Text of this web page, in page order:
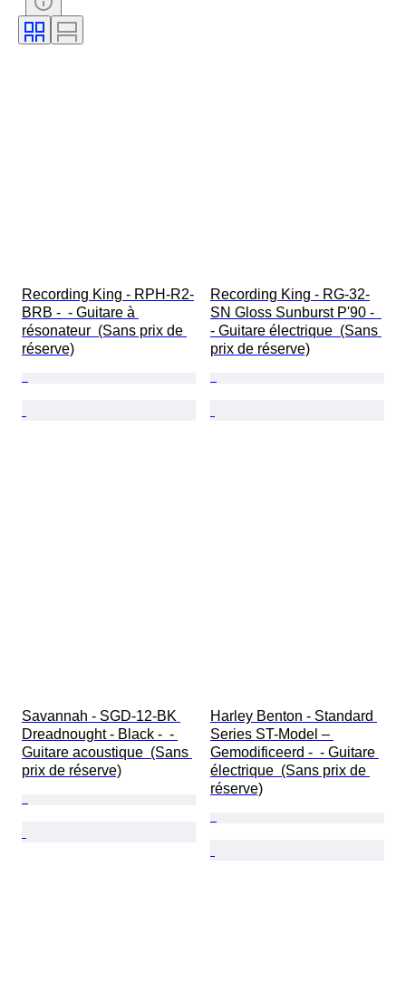
Recording King - RPH-R2-
BRB -  - Guitare à
résonateur  (Sans prix de
réserve)
Recording King - RG-32-
SN Gloss Sunburst P'90 -
- Guitare électrique  (Sans
prix de réserve)
Savannah - SGD-12-BK
Dreadnought - Black -  -
Guitare acoustique  (Sans
prix de réserve)
Harley Benton - Standard
Series ST-Model –
Gemodificeerd -  - Guitare
électrique  (Sans prix de
réserve)